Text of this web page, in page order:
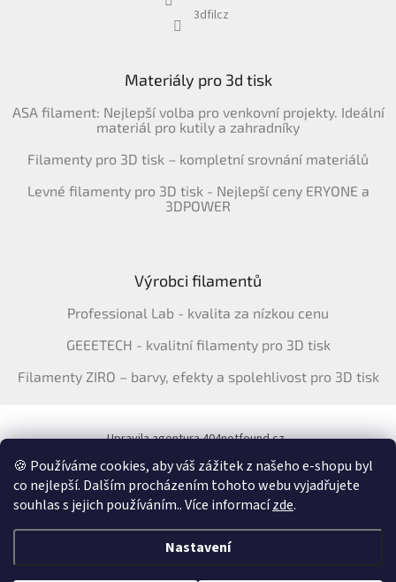
🍪 Používáme cookies, aby váš zážitek z našeho e-shopu byl
co nejlepší. Dalším procházením tohoto webu vyjadřujete
souhlas s jejich používáním.. Více informacízde.
Nastavení
3dfilcz
Materiály pro 3d tisk
ASA filament: Nejlepší volba pro venkovní projekty. Ideální
materiál pro kutily a zahradníky
Filamenty pro 3D tisk – kompletní srovnání materiálů
Levné filamenty pro 3D tisk - Nejlepší ceny ERYONE a
3DPOWER
Výrobci filamentů
Professional Lab - kvalita za nízkou cenu
GEEETECH - kvalitní filamenty pro 3D tisk
Filamenty ZIRO – barvy, efekty a spolehlivost pro 3D tisk
Upravila agentura 404notfound.cz
Katalog filamentů ERYONE pro ČR
Vytvořil Shoptet &